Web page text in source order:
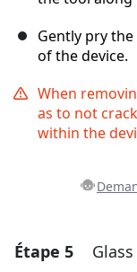
Gently pry
of the device.
When
as to not
within the
Étape 5